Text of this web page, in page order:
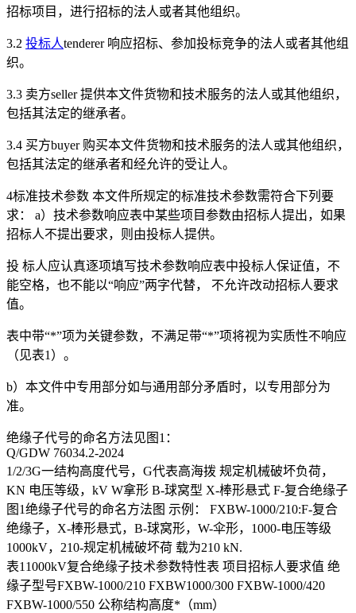
招标项目，进行招标的法人或者其他组织。
3.2 投标人tenderer 响应招标、参加投标竞争的法人或者其他组
织。
3.3 卖方seller 提供本文件货物和技术服务的法人或其他组织，
包括其法定的继承者。
3.4 买方buyer 购买本文件货物和技术服务的法人或其他组织，
包括其法定的继承者和经允许的受让人。
4标准技术参数 本文件所规定的标准技术参数需符合下列要
求： a）技术参数响应表中某些项目参数由招标人提出，如果
招标人不提出要求，则由投标人提供。
投 标人应认真逐项填写技术参数响应表中投标人保证值，不
能空格，也不能以“响应”两字代替， 不允许改动招标人要求
值。
表中带“*”项为关键参数，不满足带“*”项将视为实质性不响应
（见表1）。
b）本文件中专用部分如与通用部分矛盾时，以专用部分为
准。
绝缘子代号的命名方法见图1：
Q/GDW 76034.2-2024
1/2/3G一结构高度代号，G代表高海拨 规定机械破坏负荷，
KN 电压等级，kV W拿形 B-球窝型 X-棒形悬式 F-复合绝缘子
图1绝缘子代号的命名方法图 示例： FXBW-1000/210:F-复合
绝缘子，X-棒形悬式，B-球窝形，W-伞形，1000-电压等级
1000kV，210-规定机械破坏荷 载为210 kN.
表11000kV复合绝缘子技术参数特性表 项目招标人要求值 绝
缘子型号FXBW-1000/210 FXBW1000/300 FXBW-1000/420
FXBW-1000/550 公称结构高度*（mm）